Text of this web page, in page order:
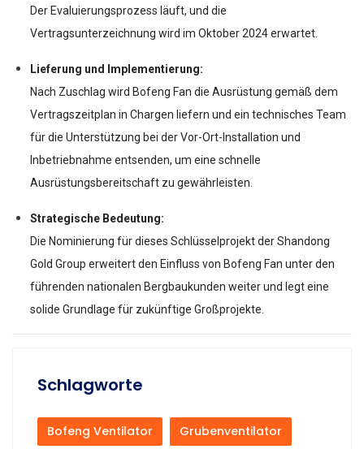
Der Evaluierungsprozess läuft, und die
Vertragsunterzeichnung wird im Oktober 2024 erwartet.
Lieferung und Implementierung:
Nach Zuschlag wird Bofeng Fan die Ausrüstung gemäß dem
Vertragszeitplan in Chargen liefern und ein technisches Team
für die Unterstützung bei der Vor-Ort-Installation und
Inbetriebnahme entsenden, um eine schnelle
Ausrüstungsbereitschaft zu gewährleisten.
Strategische Bedeutung:
Die Nominierung für dieses Schlüsselprojekt der Shandong
Gold Group erweitert den Einfluss von Bofeng Fan unter den
führenden nationalen Bergbaukunden weiter und legt eine
solide Grundlage für zukünftige Großprojekte.
Schlagworte
Bofeng Ventilator Grubenventilator